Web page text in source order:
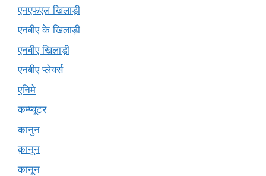
एनएफएल खिलाड़ी
एनबीए के खिलाड़ी
एनबीए खिलाड़ी
एनबीए प्लेयर्स
एनिमे
कम्प्यूटर
कानुन
क़ानून
कानून